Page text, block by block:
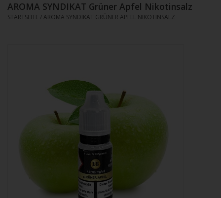
AROMA SYNDIKAT Grüner Apfel Nikotinsalz
STARTSEITE /AROMA SYNDIKAT GRÜNER APFEL NIKOTINSALZ